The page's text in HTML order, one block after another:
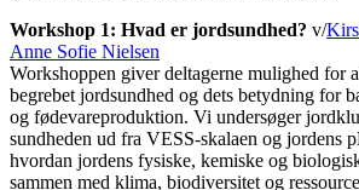
Workshop 1: Hvad er jordsundhed? v/
Anne Sofie Nielsen
Workshoppen giver deltagerne mulighed for
begrebet jordsundhed og dets betydning for
og fødevareproduktion. Vi undersøger
sundheden ud fra VESS-skalaen og jordens
hvordan jordens fysiske, kemiske og
sammen med klima, biodiversitet og